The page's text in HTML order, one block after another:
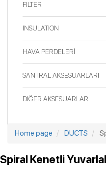
FILTER
INSULATION
HAVA PERDELERİ
SANTRAL AKSESUARLARI
DIĞER AKSESUARLAR
Home page DUCTS
Spiral Kenetli